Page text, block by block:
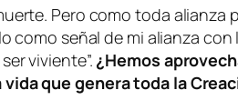
Pero como toda
como señal de mi alianza
viviente”. ¿Hemos
que genera toda la